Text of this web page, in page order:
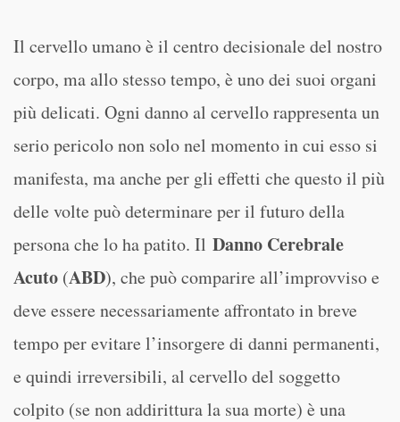
Il cervello umano è il centro decisionale del nostro
corpo, ma allo stesso tempo, è uno dei suoi organi
più delicati. Ogni danno al cervello rappresenta un
serio pericolo non solo nel momento in cui esso si
manifesta, ma anche per gli effetti che questo il più
delle volte può determinare per il futuro della
persona che lo ha patito. Il Danno Cerebrale
Acuto (ABD), che può comparire all’improvviso e
deve essere necessariamente affrontato in breve
tempo per evitare l’insorgere di danni permanenti,
e quindi irreversibili, al cervello del soggetto
colpito (se non addirittura la sua morte) è una